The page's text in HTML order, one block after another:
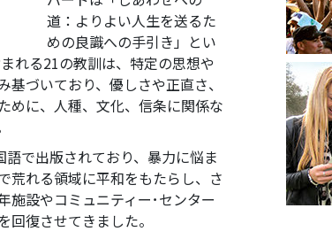
道：よりよい人生を送るた
めの良識への手引き」とい
れる21の教訓は、特定の思想や
づいており、優しさや正直さ、
めに、人種、文化、信条に関係な
語で出版されており、暴力に悩ま
荒れる領域に平和をもたらし、さ
施設やコミュニティー･センター
復させてきました。